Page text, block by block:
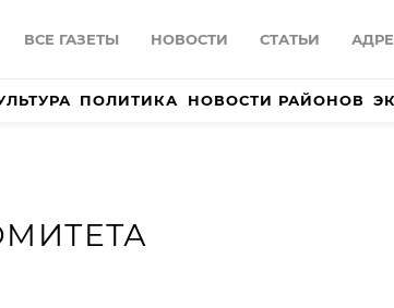
ВСЕ ГАЗЕТЫ НОВОСТИ СТАТЬИ
ПОЛИТИКА НОВОСТИ РАЙОНОВ